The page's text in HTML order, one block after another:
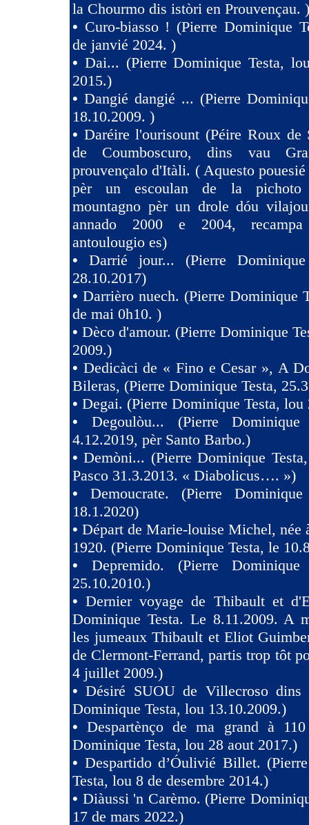
la Chourmo dis istòri en Prouvençau. )
• Curo-biasso ! (Pierre Dominique
de janvié 2024. )
• Dai... (Pierre Dominique Testa,
2015.)
• Dangié dangié ... (Pierre
18.10.2009. )
• Daréire l'ourisount (Péire Roux de
de Coumboscuro, dins vau
prouvençalo d'Itàli. ( Aquesto
pèr un escoulan de la pichoto
mountagno pèr un drole dóu
annado 2000 e 2004,
antoulougio es)
• Darrié jour... (Pierre
28.10.2017)
• Darrièro nuech. (Pierre Dominique
de mai 0h10. )
• Dèco d'amour. (Pierre Dominique
2009.)
• Dedicàci de « Fino e Cesar », A
Bileras, (Pierre Dominique Testa,
• Degai. (Pierre Dominique Testa, lou
• Degoulòu... (Pierre
4.12.2019, pèr Santo Barbo.)
•Demòni... (Pierre Dominique
Pasco 31.3.2013. « Diabolicus…. »)
• Demoucrate. (Pierre
18.1.2020)
• Départ de Marie-louise Michel, née
1920. (Pierre Dominique Testa, le
• Depremido. (Pierre
25.10.2010.)
•Dernier voyage de Thibault et
Dominique Testa. Le 8.11.2009. A
les jumeaux Thibault et Eliot
de Clermont-Ferrand, partis trop tôt
4 juillet 2009.)
•Désiré SUOU de Villecroso dins
Dominique Testa, lou 13.10.2009.)
•Despartènço de ma grand à
Dominique Testa, lou 28 aout 2017.)
• Despartido d’Óulivié Billet.
Testa, lou 8 de desembre 2014.)
• Diàussi 'n Carèmo. (Pierre
17 de mars 2022.)